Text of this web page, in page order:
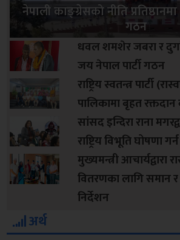
नेपाली काङ्ग्रेसको नीति
गठन
धवल शमशेर जबरा र
जय नेपाल पार्टी गठन
राष्ट्रिय स्वतन्त्र पार्टी
पालिकामा बृहत रक्तदान
सांसद इन्दिरा राना
राष्ट्रिय विभूति घोषणा
मुख्यमन्त्री आचार्यद्वारा
वितरणका लागि समान र
निर्देशन
अर्थ